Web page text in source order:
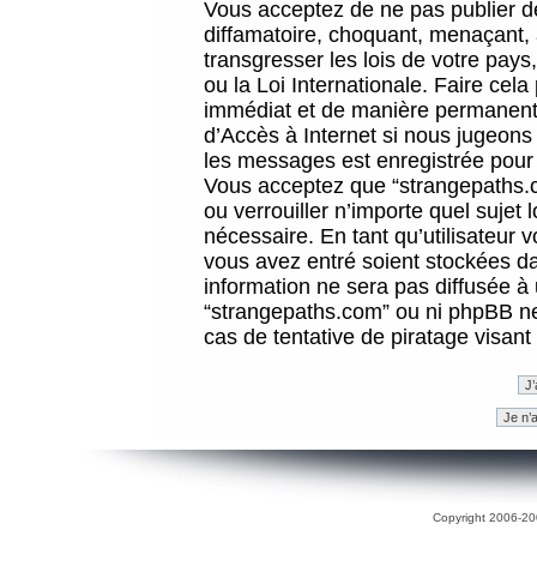
Vous acceptez de ne pas publier
diffamatoire, choquant,
transgresser les lois de votre
ou la Loi Internationale. Faire
immédiat et de manière
d’Accès à Internet si nous
les messages est enregistrée
Vous acceptez que
ou verrouiller n’importe quel sujet
nécessaire. En tant qu’utilisateur
vous avez entré soient stockées
information ne sera pas diffusée
“strangepaths.com” ou ni phpBB
cas de tentative de piratage
Copyright 2006-